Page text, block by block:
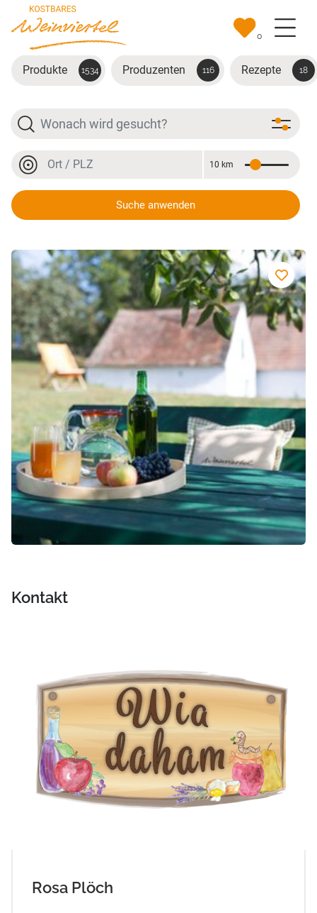
Zum Hauptinhalt springen
0
Produkte 1534 Produzenten 116 Rezepte 18
Suche
Ort oder PLZ
Entfernung
10 km
Suche anwenden
Zucchinisalate
Kontakt
Rosa Plöch